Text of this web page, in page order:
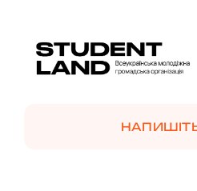
content